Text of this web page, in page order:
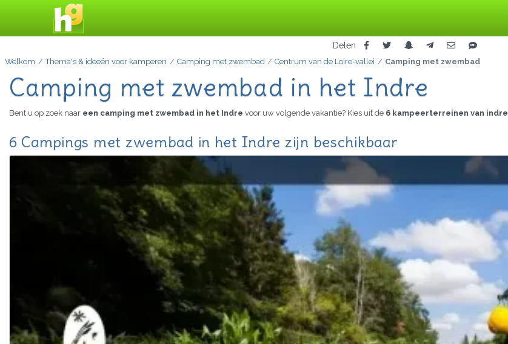
Delen
Welkom Thema's & ideeën voor kamperen Camping met zwembad Centrum van de Loire-vallei Camping met zwembad
Camping met zwembad in het Indre
Bent u op zoek naar een camping met zwembad in het Indre voor uw volgende vakantie? Kies uit de 6 kampeerterreinen van indre
6 Campings met zwembad in het Indre zijn beschikbaar